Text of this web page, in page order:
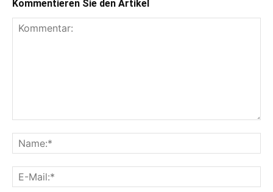
Kommentieren Sie den Artikel